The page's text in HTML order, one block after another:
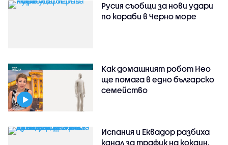
Русия съобщи за нови удари
по кораби в Черно море
Как домашният робот Нео
ще помага в едно българско
семейство
Испания и Еквадор разбиха
канал за трафик на кокаин.